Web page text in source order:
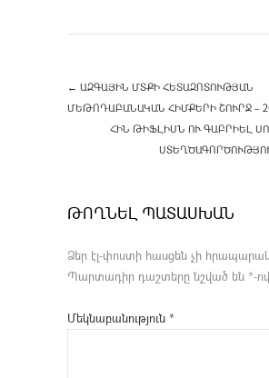
← ԱԶԳԱՅԻՆ ՄՏՔԻ ՀԵՏԱԶՈՏՈՒԹՅԱՆ
ՄԵԹՈԴԱԲԱՆԱԿԱՆ ՀԻՄՔԵՐԻ ՇՈՒՐՋ –
ՀԻՆ ԹԻՖԼԻՍՆ ՈՒ ԳԱԲՐԻԵԼ
ԹՈՂՆԵԼ ՊԱՏԱՍԽԱՆ
Ձեր էլ-փոստի հասցեն չի
Պարտադիր դաշտերը նշված են *-ով
Մեկնաբանություն *